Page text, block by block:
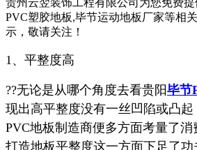
PVC塑胶地板,毕节运动地板厂家等相
示，敬请关注！
1、平整度高
??无论是从哪个角度去看贵阳毕节
现出高平整度没有一丝凹陷或凸起
PVC地板制造商便多方面考量了
打造地板平整度这一方面下足了